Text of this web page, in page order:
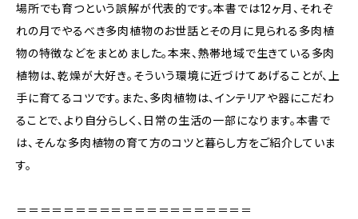
場所でも育つという誤解が代表的です。本書では12ヶ月、それぞ
れの月でやるべき多肉植物のお世話とその月に見られる多肉植
物の特徴などをまとめました。本来、熱帯地域で生きている多肉
植物は、乾燥が大好き。そういう環境に近づけてあげることが、上
手に育てるコツです。また、多肉植物は、インテリアや器にこだわ
ることで、より自分らしく、日常の生活の一部になります。本書で
は、そんな多肉植物の育て方のコツと暮らし方をご紹介していま
す。
＝＝＝＝＝＝＝＝＝＝＝＝＝＝＝＝＝＝＝＝